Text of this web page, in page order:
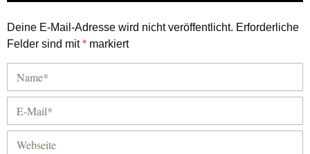
Deine E-Mail-Adresse wird nicht veröffentlicht. Erforderliche
Felder sind mit* markiert